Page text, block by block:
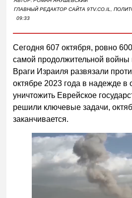
ГЛАВНЫЙ РЕДАКТОР САЙТА 9TV.CO.IL,
09:33
Сегодня 607 октября, ровно
самой продолжительной войны
Враги Израиля развязали
октябре 2023 года в надежде в
уничтожить Еврейское
решили ключевые задачи,
заканчивается.